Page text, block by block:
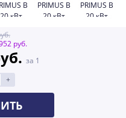
руб.
за 1
+